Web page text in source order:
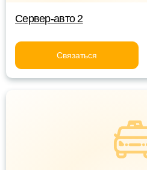
Сервер-авто 2
Связаться